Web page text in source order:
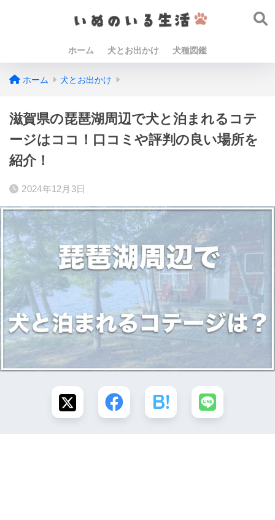
ホーム 犬とお出かけ 犬種図鑑
ホーム 犬とお出かけ
滋賀県の琵琶湖周辺で犬と泊まれるコテ
ージはココ！口コミや評判の良い場所を
紹介！
2024年12月3日